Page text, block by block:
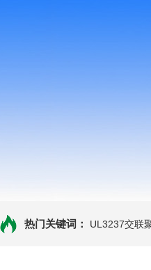
热门关键词： UL3237交联